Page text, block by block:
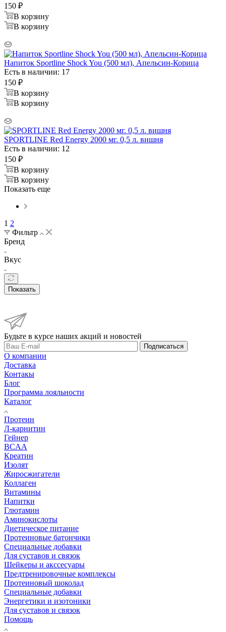
150 ₽
В корзину
В корзину
Напиток Sportline Shock You (500 мл), Апельсин-Корица
Есть в наличии: 17
150 ₽
В корзину
В корзину
SPORTLINE Red Energy 2000 мг. 0,5 л. вишня
Есть в наличии: 12
150 ₽
В корзину
В корзину
Показать еще
1 2
Фильтр
Бренд
Вкус
Показать
Будьте в курсе наших акций и новостей
Подписаться
О компании
Доставка
Контакы
Блог
Программа лояльности
Каталог
Протеин
Л-карнитин
Гейнер
BCAA
Креатин
Изолят
Жиросжигатели
Коллаген
Витамины
Напитки
Глютамин
Аминокислоты
Диетическое питание
Протеиновые батончики
Специальные добавки
Для суставов и связок
Шейкеры и акссесуары
Предтренировочные комплексы
Протеиновый шоколад
Специальные добавки
Энергетики и изотоники
Для суставов и связок
Помощь